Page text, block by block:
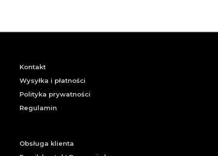
Kontakt
Wysyłka i płatności
Polityka prywatności
Regulamin
Obsługa klienta